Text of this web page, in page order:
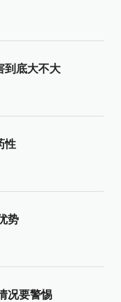
到底大不大
性
势
况要警惕